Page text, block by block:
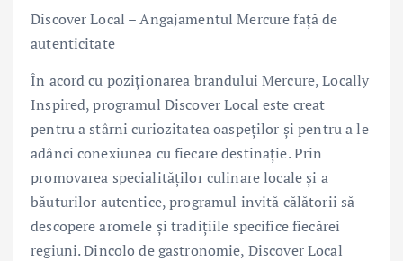
Discover Local – Angajamentul Mercure față de
autenticitate
În acord cu poziționarea brandului Mercure, Locally
Inspired, programul Discover Local este creat
pentru a stârni curiozitatea oaspeților și pentru a le
adânci conexiunea cu fiecare destinație. Prin
promovarea specialităților culinare locale și a
băuturilor autentice, programul invită călătorii să
descopere aromele și tradițiile specifice fiecărei
regiuni. Dincolo de gastronomie, Discover Local